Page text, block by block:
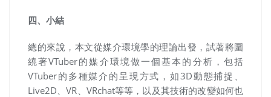
四、小結
總的來說，本文從媒介環境學的理論出發，試著將圍
繞著VTuber的媒介環境做一個基本的分析，包括
VTuber的多種媒介的呈現方式，如3D動態捕捉、
Live2D 、VR VRchat等等，以及其技術的改變如何也